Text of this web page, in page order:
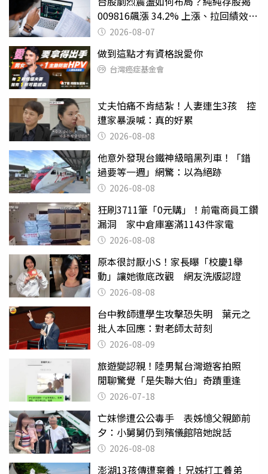
009816飆漲 34.2% 上漲、拉回績效勝
主動式ETF
2026-08-07
做到這點才有資格說愛你
台灣癌症基金會
丈夫怕痛不肯結紮！人妻連生3孩 控
遭家暴淚喊：真的好累
2026-08-08
他意外發現台鐵神級暗黑列車！「錯
過要等一週」網驚：以為絕跡
2026-08-08
狂刷3711筆「0元購」！前電商員工鑽
漏洞 家中倉庫塞滿1143件家電
2026-08-08
原本很討厭小S！家長曝「校慶1舉
動」讓她徹底改觀 網友洗版認證
2026-08-08
台中教師遭學生攻擊恐失明 葉元之
批人本回應：對老師太苛刻
2026-08-09
旅遊變認親！陸男幫台灣遊客拍照
閒聊驚覺「是失聯大伯」奇蹟重逢
2026-07-18
亡妹慘遭公公毒手 表姊憶父親節前
夕：小舅舅仍到殯儀館陪她說話
2026-08-08
澎湖13孩傳遭棄養！兄姊打工養弟